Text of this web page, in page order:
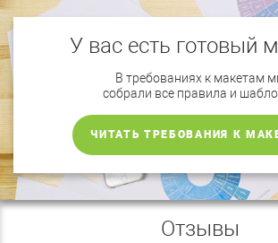
У вас есть готовый
В требованиях к макетам
собрали все правила и
ЧИТАТЬ ТРЕБОВАНИЯ К
Отзывы